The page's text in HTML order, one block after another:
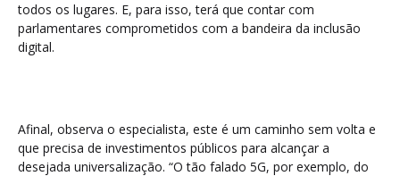
todos os lugares. E, para isso, terá que contar com
parlamentares comprometidos com a bandeira da inclusão
digital.
Afinal, observa o especialista, este é um caminho sem volta e
que precisa de investimentos públicos para alcançar a
desejada universalização. “O tão falado 5G, por exemplo, do